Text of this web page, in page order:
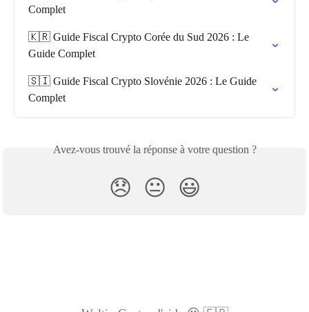
Complet
🇰🇷 Guide Fiscal Crypto Corée du Sud 2026 : Le
Guide Complet
🇸🇮 Guide Fiscal Crypto Slovénie 2026 : Le Guide
Complet
Avez-vous trouvé la réponse à votre question ?
😞 😐 😃